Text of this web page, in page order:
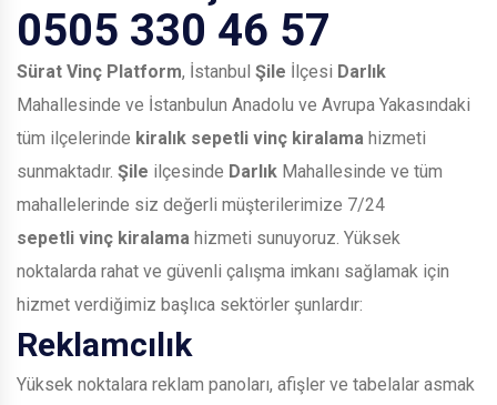
0505 330 46 57
Sürat Vinç Platform, İstanbul Şile İlçesi Darlık
Mahallesinde ve İstanbulun Anadolu ve Avrupa Yakasındaki
tüm ilçelerinde kiralık sepetli vinç kiralama hizmeti
sunmaktadır. Şile ilçesinde Darlık Mahallesinde ve tüm
mahallelerinde siz değerli müşterilerimize 7/24
sepetli vinç kiralama hizmeti sunuyoruz. Yüksek
noktalarda rahat ve güvenli çalışma imkanı sağlamak için
hizmet verdiğimiz başlıca sektörler şunlardır:
Reklamcılık
Yüksek noktalara reklam panoları, afişler ve tabelalar asmak